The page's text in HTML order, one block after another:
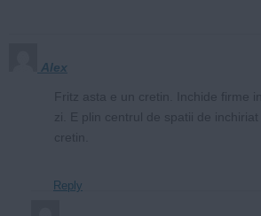
Alex
Reply